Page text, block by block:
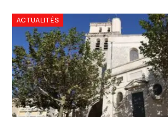
ACTUALITÉS